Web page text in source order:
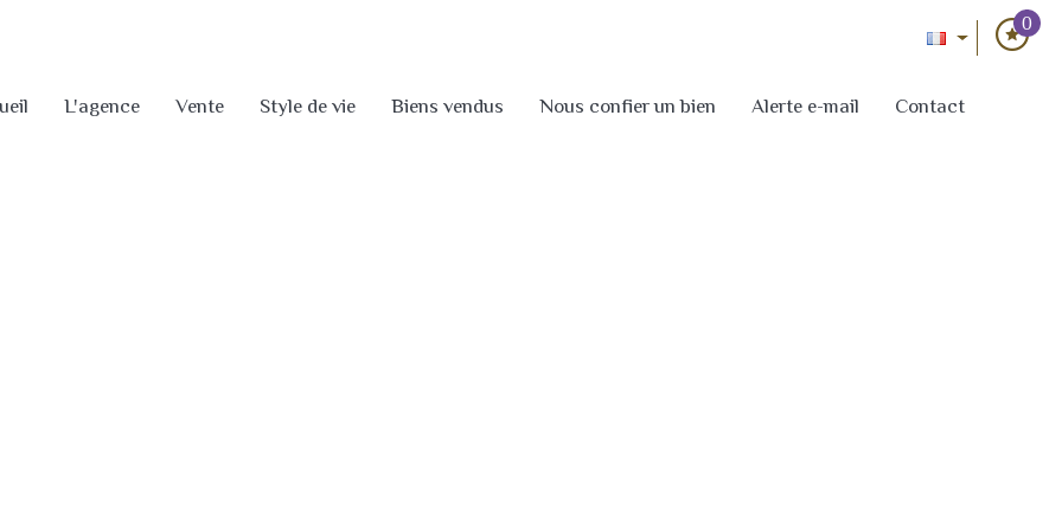
L'agence Vente Style de vie Biens vendus Nous confier un bien Alerte e-mail Contact
0